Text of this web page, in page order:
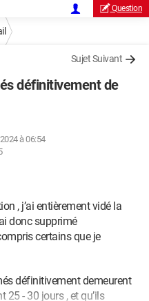
Question
Sujet Suivant
définitivement de
à 06:54
, j’ai entièrement vidé la
donc supprimé
certains que je
définitivement demeurent
- 30 jours , et qu’ils